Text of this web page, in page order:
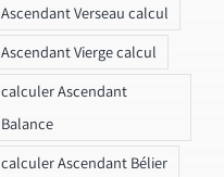
Ascendant Verseau calcul
Ascendant Vierge calcul
calculer Ascendant
Balance
calculer Ascendant Bélier